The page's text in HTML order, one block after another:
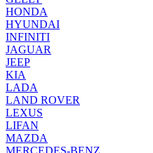
HONDA
HYUNDAI
INFINITI
JAGUAR
JEEP
KIA
LADA
LAND ROVER
LEXUS
LIFAN
MAZDA
MERCEDES-BENZ